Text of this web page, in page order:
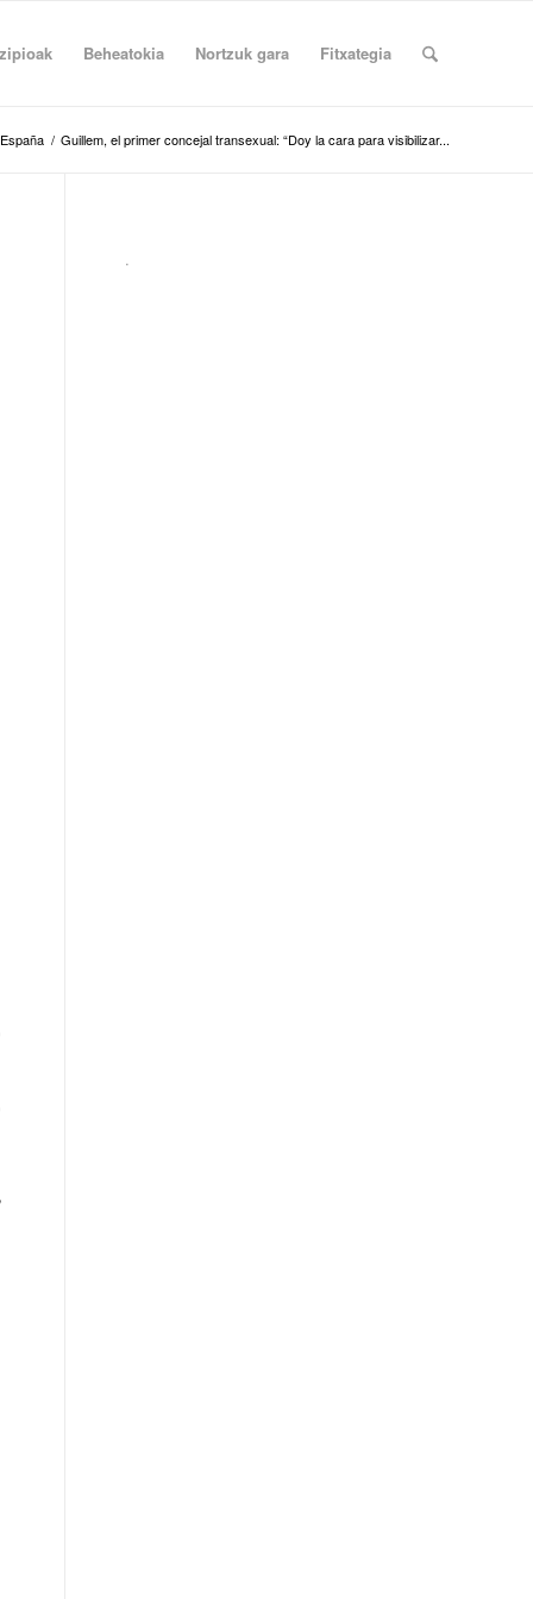
Beheatokia Nortzuk gara Fitxategia
España / Guillem, el primer concejal transexual: “Doy la cara para visibilizar...
.